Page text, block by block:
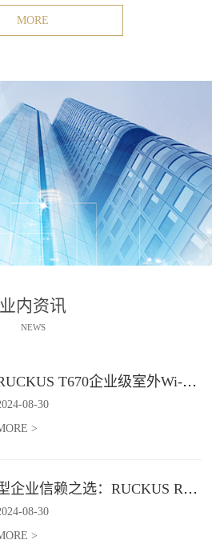
MORE
业内资讯
NEWS
RUCKUS T670企业级室外Wi-Fi 7解决方案：挑战室外环境，畅享高性能连接
-08-30
>
型企业信赖之选：RUCKUS R760，安全稳定的Wi-Fi解决方案
-08-30
>